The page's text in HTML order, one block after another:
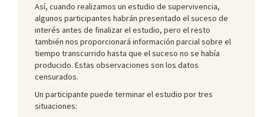
Así, cuando realizamos un estudio de supervivencia,
algunos participantes habrán presentado el suceso de
interés antes de finalizar el estudio, pero el resto
también nos proporcionará información parcial sobre el
tiempo transcurrido hasta que el suceso no se había
producido. Estas observaciones son los datos
censurados.
Un participante puede terminar el estudio por tres
situaciones: